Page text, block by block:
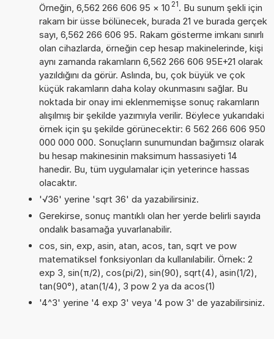
Örneğin, 6,562 266 606 95 × 10 21. Bu sunum şekli için
rakam bir üsse bölünecek, burada 21 ve burada gerçek
sayı, 6,562 266 606 95. Rakam gösterme imkanı sınırlı
olan cihazlarda, örneğin cep hesap makinelerinde, kişi
aynı zamanda rakamların 6,562 266 606 95E+21 olarak
yazıldığını da görür. Aslında, bu, çok büyük ve çok
küçük rakamların daha kolay okunmasını sağlar. Bu
noktada bir onay imi eklenmemişse sonuç rakamların
alışılmış bir şekilde yazımıyla verilir. Böylece yukarıdaki
örnek için şu şekilde görünecektir: 6 562 266 606 950
000 000 000. Sonuçların sunumundan bağımsız olarak
bu hesap makinesinin maksimum hassasiyeti 14
hanedir. Bu, tüm uygulamalar için yeterince hassas
olacaktır.
'√36' yerine 'sqrt 36' da yazabilirsiniz.
Gerekirse, sonuç mantıklı olan her yerde belirli sayıda
ondalık basamağa yuvarlanabilir.
cos, sin, exp, asin, atan, acos, tan, sqrt ve pow
matematiksel fonksiyonları da kullanılabilir. Örnek: 2
exp 3, sin(π/2), cos(pi/2), sin(90), sqrt(4), asin(1/2),
tan(90°), atan(1/4), 3 pow 2 ya da acos(1)
'4^3' yerine '4 exp 3' veya '4 pow 3' de yazabilirsiniz.